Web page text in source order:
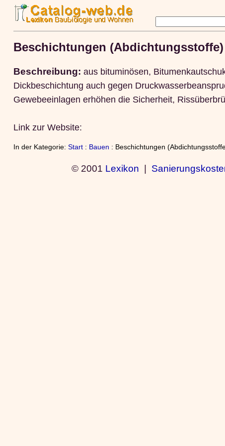
Beschichtungen (Abdichtungsstoffe)
Beschreibung: aus bituminösen,
Dickbeschichtung auch gegen
Gewebeeinlagen erhöhen die Sicherheit,
Link zur Website:
In der Kategorie: Start: Bauen : Beschichtungen
© 2001 Lexikon |